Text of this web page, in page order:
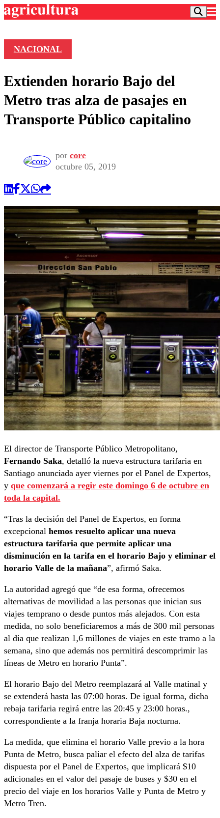
Frecuencias
Agricultura TV
Deportes
Colo Colo
Seleccion Chilena
Universidad de Chile
Entretención
Economía
Sustentabilidad
Publicaciones en medios
Opinión
NACIONAL
Extienden horario Bajo del
Metro tras alza de pasajes en
Transporte Público capitalino
por core
octubre 05, 2019
El director de Transporte Público Metropolitano,
Fernando Saka, detalló la nueva estructura tarifaria en
Santiago anunciada ayer viernes por el Panel de Expertos,
y que comenzará a regir este domingo 6 de octubre en
toda la capital.
“Tras la decisión del Panel de Expertos, en forma
excepcional hemos resuelto aplicar una nueva
estructura tarifaria que permite aplicar una
disminución en la tarifa en el horario Bajo y eliminar el
horario Valle de la mañana”, afirmó Saka.
La autoridad agregó que “de esa forma, ofrecemos
alternativas de movilidad a las personas que inician sus
viajes temprano o desde puntos más alejados. Con esta
medida, no solo beneficiaremos a más de 300 mil personas
al día que realizan 1,6 millones de viajes en este tramo a la
semana, sino que además nos permitirá descomprimir las
líneas de Metro en horario Punta”.
El horario Bajo del Metro reemplazará al Valle matinal y
se extenderá hasta las 07:00 horas. De igual forma, dicha
rebaja tarifaria regirá entre las 20:45 y 23:00 horas.,
correspondiente a la franja horaria Baja nocturna.
La medida, que elimina el horario Valle previo a la hora
Punta de Metro, busca paliar el efecto del alza de tarifas
dispuesta por el Panel de Expertos, que implicará $10
adicionales en el valor del pasaje de buses y $30 en el
precio del viaje en los horarios Valle y Punta de Metro y
Metro Tren.